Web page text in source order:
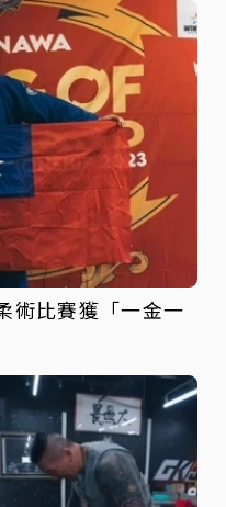
術比賽獲「一金一